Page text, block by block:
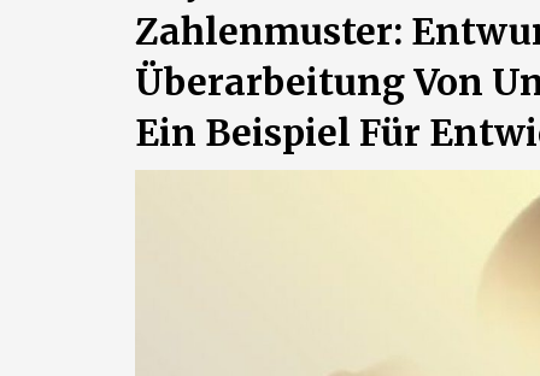
Zahlenmuster:
Überarbeitung Von
Ein Beispiel Für